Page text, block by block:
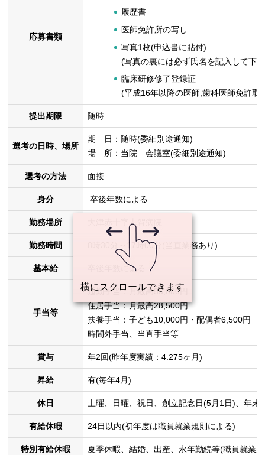
応募書類
履歴書
医師免許所の写し
写真1枚(申込書に貼付)
(写真の裏には必ず氏名を記入して下
臨床研修修了登録証
(平成16年以降の医師,歯科医師免許取
提出期限 随時
選考の日時、場所
期 日：随時(委細別途通知)
場 所：当院 会議室(委細別途通知)
選考の方法 面接
身分 卒後年数による
勤務場所 大津赤十字志賀病院
勤務時間 8時30分～17時00分(当直業務あり)
基本給 卒後年数による
手当等
通勤手当：月最高55,000円
住居手当：月最高28,500円
扶養手当：子ども10,000円・配偶者6,500円
時間外手当、当直手当等
賞与 年2回(昨年度実績：4.275ヶ月)
昇給 有(毎年4月)
休日 土曜、日曜、祝日、創立記念日(5月1日)、年末
有給休暇 24日以内(初年度は職員就業規則による)
特別有給休暇 夏季休暇、結婚、出産、永年勤続等(職員就業